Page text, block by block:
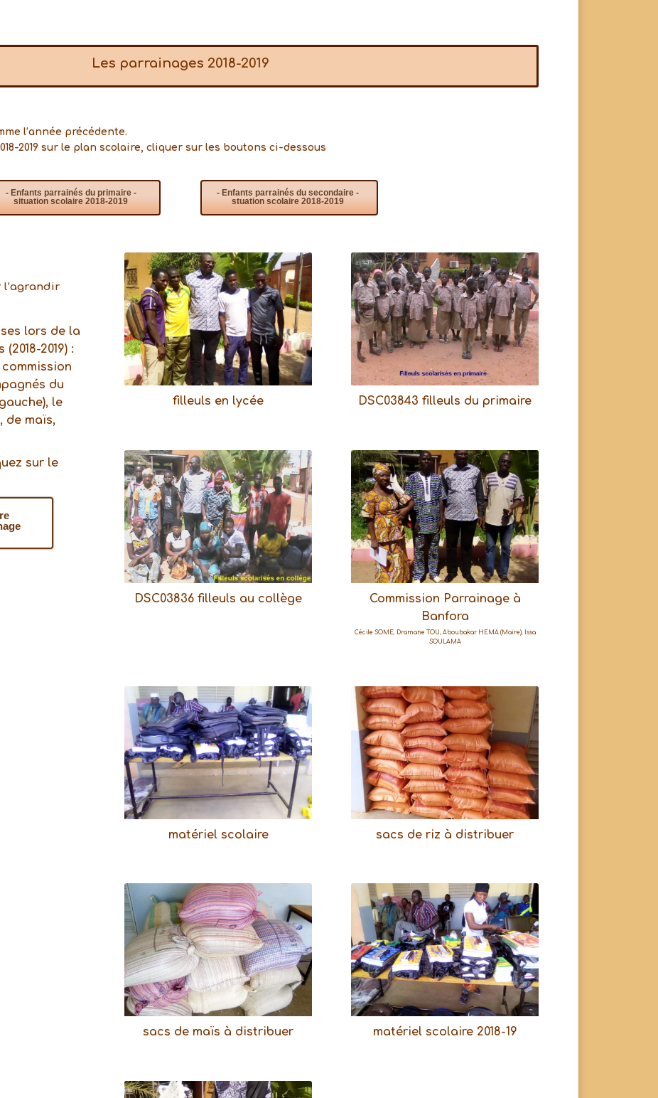
Les parrainages 2018-2019
l’année précédente.
2019 sur le plan scolaire, cliquer sur les boutons ci-dessous
- Enfants parrainés du primaire -
situation scolaire 2018-2019
- Enfants parrainés du secondaire -
stuation scolaire 2018-2019
lors de la
2019) :
du
le
de maïs,
sur le
filleuls en lycée DSC03843 filleuls du primaire
DSC03836 filleuls au collège
Commission Parrainage à
Banfora
Cécile SOME, Dramane TOU, Aboubakar HEMA (Maire), Issa
SOULAMA
matériel scolaire sacs de riz à distribuer
sacs de maïs à distribuer matériel scolaire 2018-19